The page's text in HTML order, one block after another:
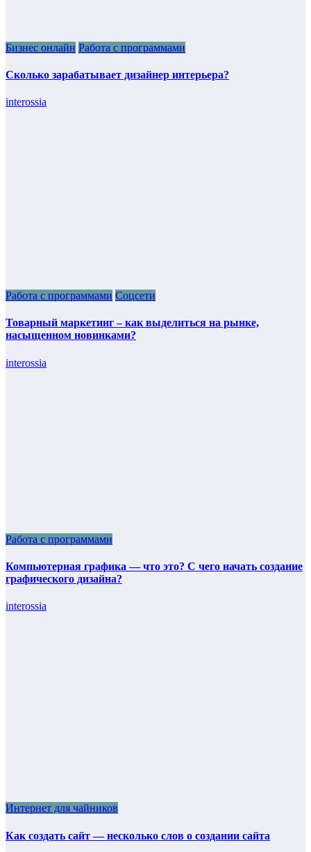
Бизнес онлайн Работа с программами
Сколько зарабатывает дизайнер интерьера?
interossia
Работа с программами Соцсети
Товарный маркетинг – как выделиться на рынке,
насыщенном новинками?
interossia
Работа с программами
Компьютерная графика — что это? С чего начать создание
графического дизайна?
interossia
Интернет для чайников
Как создать сайт — несколько слов о создании сайта